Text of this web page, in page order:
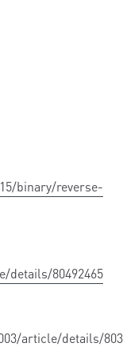
binary/reverse-
details/80492465
article/details/